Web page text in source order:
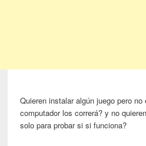
Quieren instalar algún juego pero
computador los correrá? y no
solo para probar si si funciona?